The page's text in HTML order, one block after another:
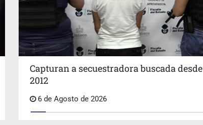
Capturan a secuestradora buscada desde
2012
6 de Agosto de 2026